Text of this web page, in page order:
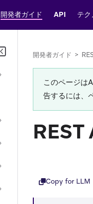
開発者ガイド API テク
開発者ガイド >
このページは
告するには、
Copy for LLM